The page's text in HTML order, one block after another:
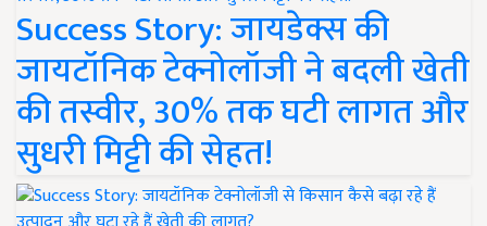
Success Story: जायडेक्स की
जायटॉनिक टेक्नोलॉजी ने बदली खेती
की तस्वीर, 30% तक घटी लागत और
सुधरी मिट्टी की सेहत!